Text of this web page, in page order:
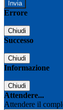
Errore
Chiudi
Successo
Chiudi
Informazione
Chiudi
Attendere...
Attendere il